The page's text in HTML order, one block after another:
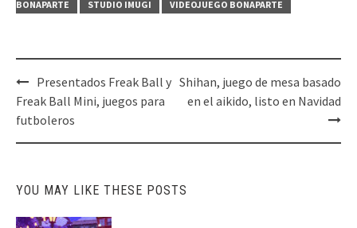
BONAPARTE STUDIO IMUGI VIDEOJUEGO BONAPARTE
Post
navigation
Presentados Freak Ball y
Freak Ball Mini, juegos para
futboleros
Shihan, juego de mesa basado
en el aikido, listo en Navidad
YOU MAY LIKE THESE POSTS